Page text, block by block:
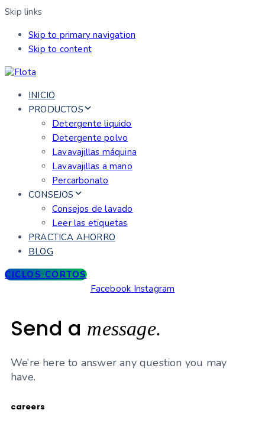
Skip links
Skip to primary navigation
Skip to content
INICIO
PRODUCTOS
Detergente liquido
Detergente polvo
Lavavajillas máquina
Lavavajillas a mano
Percarbonato
CONSEJOS
Consejos de lavado
Leer las etiquetas
PRACTICA AHORRO
BLOG
CICLOS CORTOS
Facebook Instagram
Send a message.
We’re here to answer any question you may
have.
careers